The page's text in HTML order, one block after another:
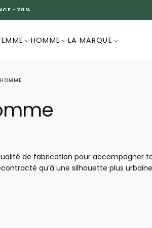
-20%
HOMME LA MARQUE
de fabrication pour accompagner
qu’à une silhouette plus
offrent un excellent confort de